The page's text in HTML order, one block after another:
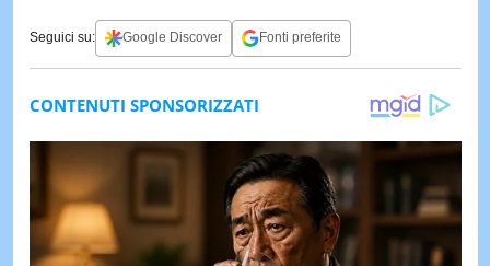
Seguici su: Google Discover Fonti preferite